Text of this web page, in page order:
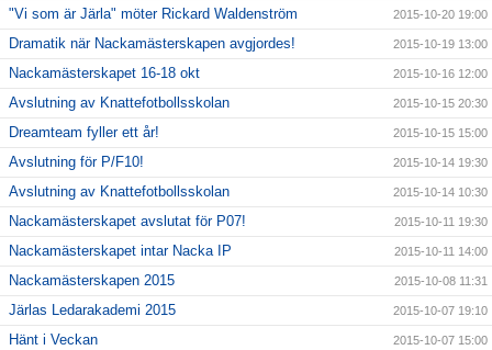
"Vi som är Järla" möter Rickard Waldenström 2015-10-20 19:00
Dramatik när Nackamästerskapen avgjordes! 2015-10-19 13:00
Nackamästerskapet 16-18 okt 2015-10-16 12:00
Avslutning av Knattefotbollsskolan 2015-10-15 20:30
Dreamteam fyller ett år! 2015-10-15 15:00
Avslutning för P/F10! 2015-10-14 19:30
Avslutning av Knattefotbollsskolan 2015-10-14 10:30
Nackamästerskapet avslutat för P07! 2015-10-11 19:30
Nackamästerskapet intar Nacka IP 2015-10-11 14:00
Nackamästerskapen 2015 2015-10-08 11:31
Järlas Ledarakademi 2015 2015-10-07 19:10
Hänt i Veckan 2015-10-07 15:00